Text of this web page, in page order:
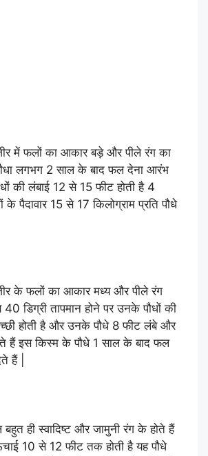
में फलों का आकार बड़े और पीले रंग का
लगभग 2 साल के बाद फल देना आरंभ
की लंबाई 12 से 15 फीट होती है 4
के पैदावार 15 से 17 किलोग्राम प्रति पौधे
के फलों का आकार मध्य और पीले रंग
डिग्री तापमान होने पर उनके पौधों की
होती है और उनके पौधे 8 फीट लंबे और
हैं इस किस्म के पौधे 1 साल के बाद फल
हैं |
ही स्वादिष्ट और जामुनी रंग के होते हैं
10 से 12 फीट तक होती है यह पौधे